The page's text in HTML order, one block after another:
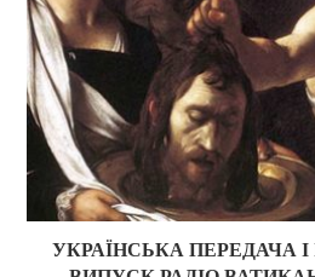
УКРАЇНСЬКА ПЕРЕДАЧА